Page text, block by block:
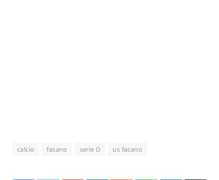
calcio fasano serie D us fasano